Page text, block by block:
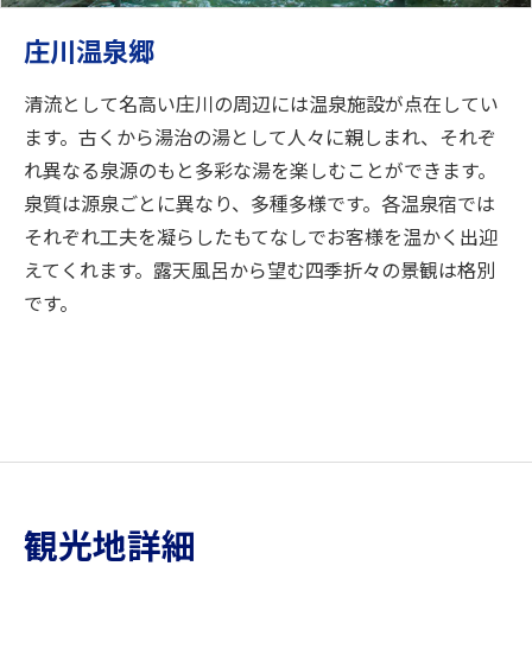
庄川温泉郷
清流として名高い庄川の周辺には温泉施設が点在してい
ます。古くから湯治の湯として人々に親しまれ、それぞ
れ異なる泉源のもと多彩な湯を楽しむことができます。
泉質は源泉ごとに異なり、多種多様です。各温泉宿では
それぞれ工夫を凝らしたもてなしでお客様を温かく出迎
えてくれます。露天風呂から望む四季折々の景観は格別
です。
観光地詳細